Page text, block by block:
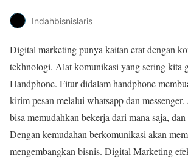
Indahbisnislaris
Digital marketing punya kaitan erat dengan
tekhnologi. Alat komunikasi yang sering kita
Handphone. Fitur didalam handphone
kirim pesan melalui whatsapp dan
bisa memudahkan bekerja dari mana saja, dan
Dengan kemudahan berkomunikasi akan
mengembangkan bisnis. Digital Marketing